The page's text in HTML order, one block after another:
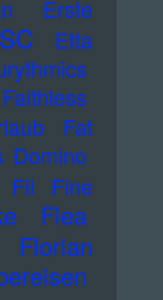
Erste
Etta
Faithless
Fat
Domino
Fil
Fine
Flea
Florian